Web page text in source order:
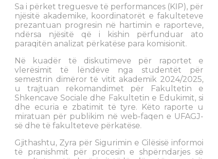
Sa i përket treguesve të performances (KIP), për
njësitë akademike, koordinatorët e fakulteteve
prezantuan progresin në hartimin e raporteve,
ndërsa njësitë që i kishin përfunduar ato
paraqitën analizat përkatëse para komisionit.
Në kuadër të diskutimeve për raportet e
vlerësimit të lëndëve nga studentët për
semestrin dimëror të vitit akademik 2024/2025,
u trajtuan rekomandimet për Fakultetin e
Shkencave Sociale dhe Fakultetin e Edukimit, si
dhe ecuria e zbatimit të tyre. Këto raporte u
miratuan për publikim në web-faqen e UFAGJ-
së dhe të fakulteteve përkatëse.
Gjithashtu, Zyra për Sigurimin e Cilësisë informoi
të pranishmit për procesin e shpërndarjes së